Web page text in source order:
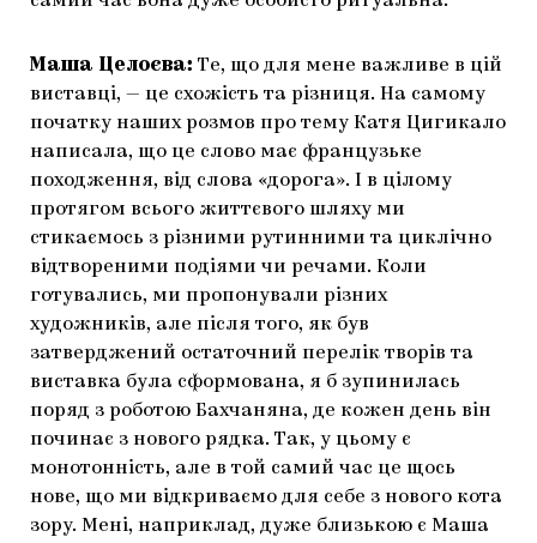
Маша Целоєва: Те, що для мене важливе в цій
виставці, — це схожість та різниця. На самому
початку наших розмов про тему Катя Цигикало
написала, що це слово має французьке
походження, від слова «дорога». І в цілому
протягом всього життєвого шляху ми
стикаємось з різними рутинними та циклічно
відтвореними подіями чи речами. Коли
готувались, ми пропонували різних
художників, але після того, як був
затверджений остаточний перелік творів та
виставка була сформована, я б зупинилась
поряд з роботою Бахчаняна, де кожен день він
починає з нового рядка. Так, у цьому є
монотонність, але в той самий час це щось
нове, що ми відкриваємо для себе з нового кота
зору. Мені, наприклад, дуже близькою є Маша